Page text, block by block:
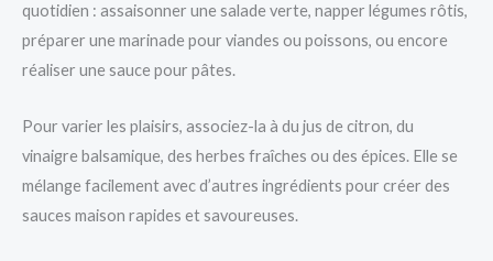
quotidien : assaisonner une salade verte, napper légumes rôtis,
préparer une marinade pour viandes ou poissons, ou encore
réaliser une sauce pour pâtes.
Pour varier les plaisirs, associez-la à du jus de citron, du
vinaigre balsamique, des herbes fraîches ou des épices. Elle se
mélange facilement avec d’autres ingrédients pour créer des
sauces maison rapides et savoureuses.